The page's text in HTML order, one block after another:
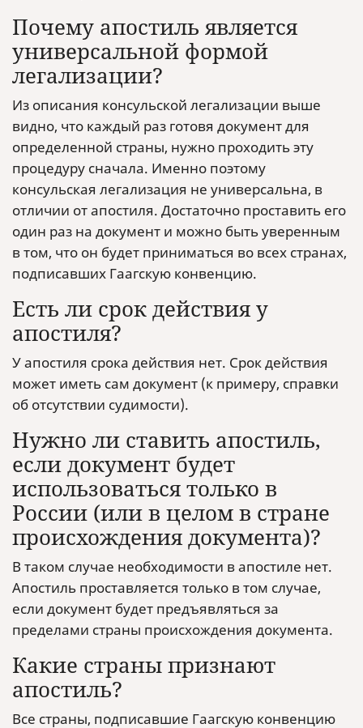
Почему апостиль является
универсальной формой
легализации?
Из описания консульской легализации выше
видно, что каждый раз готовя документ для
определенной страны, нужно проходить эту
процедуру сначала. Именно поэтому
консульская легализация не универсальна, в
отличии от апостиля. Достаточно проставить его
один раз на документ и можно быть уверенным
в том, что он будет приниматься во всех странах,
подписавших Гаагскую конвенцию.
Есть ли срок действия у
апостиля?
У апостиля срока действия нет. Срок действия
может иметь сам документ (к примеру, справки
об отсутствии судимости).
Нужно ли ставить апостиль,
если документ будет
использоваться только в
России (или в целом в стране
происхождения документа)?
В таком случае необходимости в апостиле нет.
Апостиль проставляется только в том случае,
если документ будет предъявляться за
пределами страны происхождения документа.
Какие страны признают
апостиль?
Все страны, подписавшие Гаагскую конвенцию